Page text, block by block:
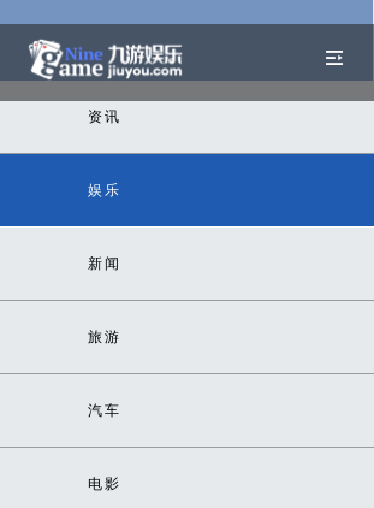
资讯
娱乐
新闻
旅游
汽车
电影